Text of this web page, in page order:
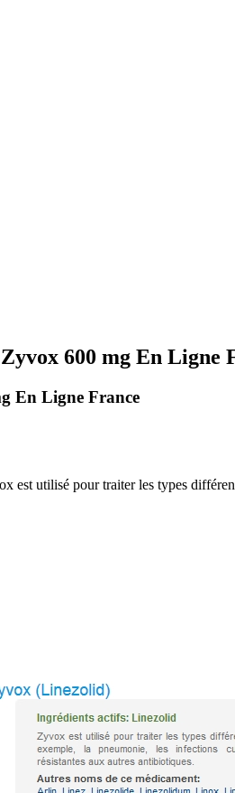
600 mg En Ligne
En Ligne France
utilisé pour traiter les types